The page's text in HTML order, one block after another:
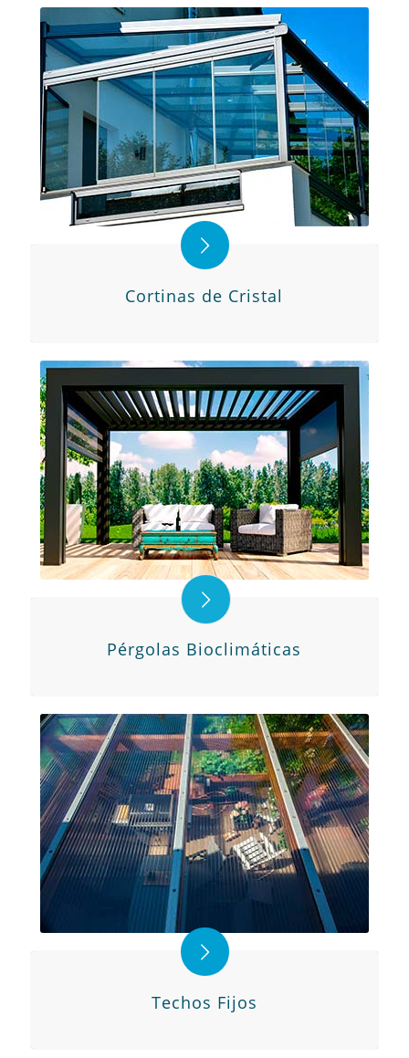
Cortinas de Cristal
Pérgolas Bioclimáticas
Techos Fijos